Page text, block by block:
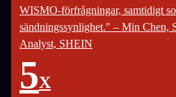
WISMO-förfrågningar, samtidigt
sändningssynlighet." – Min Chen,
Analyst, SHEIN
5X